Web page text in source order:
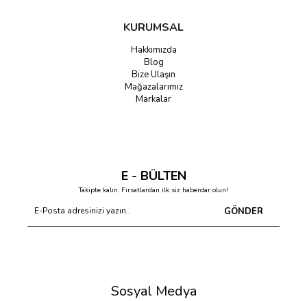
KURUMSAL
Hakkımızda
Blog
Bize Ulaşın
Mağazalarımız
Markalar
E - BÜLTEN
Takipte kalın. Fırsatlardan ilk siz haberdar olun!
GÖNDER
Sosyal Medya